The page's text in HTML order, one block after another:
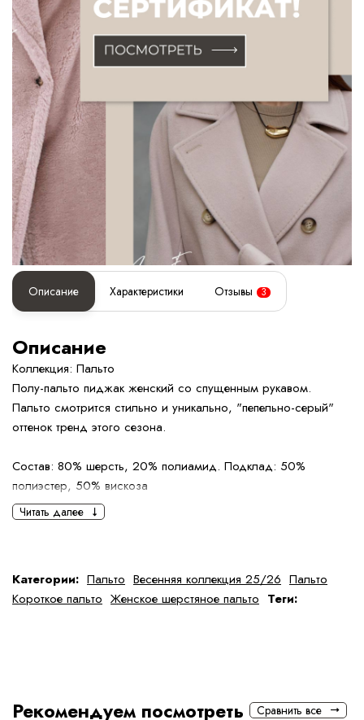
Описание Характеристики Отзывы 3
Описание
Коллекция: Пальто
Полу-пальто пиджак женский со спущенным рукавом.
Пальто смотрится стильно и уникально, "пепельно-серый"
оттенок тренд этого сезона.
Состав: 80% шерсть, 20% полиамид. Подклад: 50%
полиэстер, 50% вискоза
Параметры модели: ОГ-89 см., ОБ-87 см., рост 167 см., на
модели размер 40
Правила ухода
Читать далее
Категории: Пальто Весенняя коллекция 25/26 Пальто
Короткое пальто Женское шерстяное пальто Теги:
Рекомендуем посмотреть Сравнить все